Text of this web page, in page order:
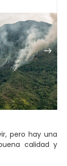
pero hay una
calidad y